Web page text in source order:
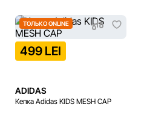
ТОЛЬКО ONLINE
499 LEI
ADIDAS
Кепка Adidas KIDS MESH CAP